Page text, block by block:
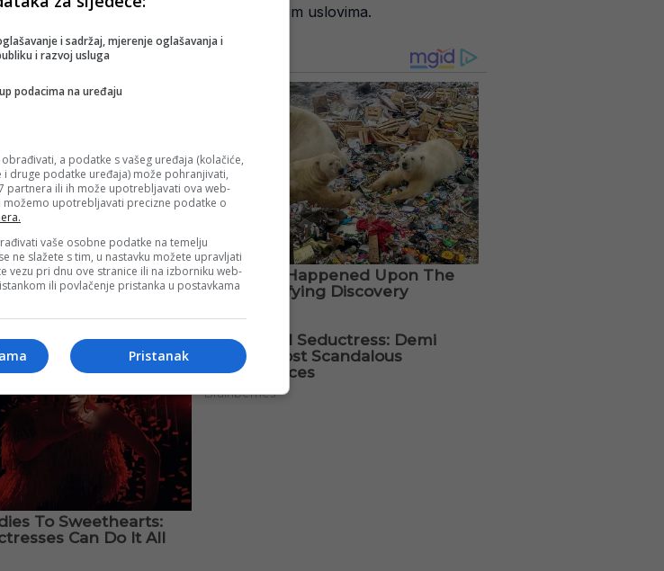
ali je otvoren i za rastanak pod povoljnim uslovima.
i sadržaj, mjerenje oglašavanja i
i razvoj usluga
podacima na uređaju
a podatke s vašeg uređaja (kolačiće,
druge podatke uređaja) može pohranjivati,
partnera ili ih može upotrebljavati ova web-
možemo upotrebljavati precizne podatke o
vaše osobne podatke na temelju
ne slažete s tim, u nastavku možete upravljati
vezu pri dnu ove stranice ili na izborniku web-
ili povlačenje pristanka u postavkama
Pristanak